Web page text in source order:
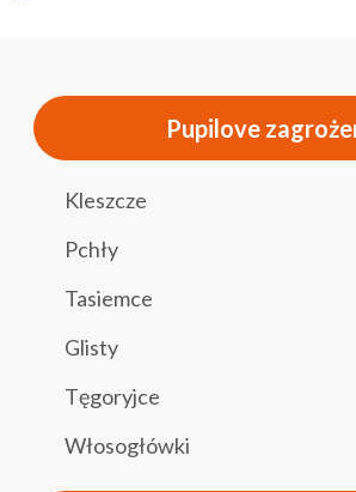
Pupilove
Kleszcze
Pchły
Tasiemce
Glisty
Tęgoryjce
Włosogłówki